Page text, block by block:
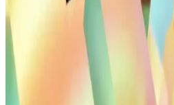
Modern yaşamda düğün ve spor
birleşerek kişisel tarz ve konforu ön
ve yenilikçi aksesuarlar hakkında
Günlük Şık Siyah
Konforun Buluşması